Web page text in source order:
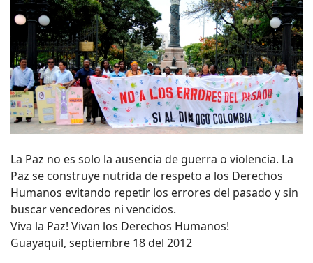
La Paz no es solo la ausencia de guerra o violencia. La
Paz se construye nutrida de respeto a los Derechos
Humanos evitando repetir los errores del pasado y sin
buscar vencedores ni vencidos.
Viva la Paz! Vivan los Derechos Humanos!
Guayaquil, septiembre 18 del 2012